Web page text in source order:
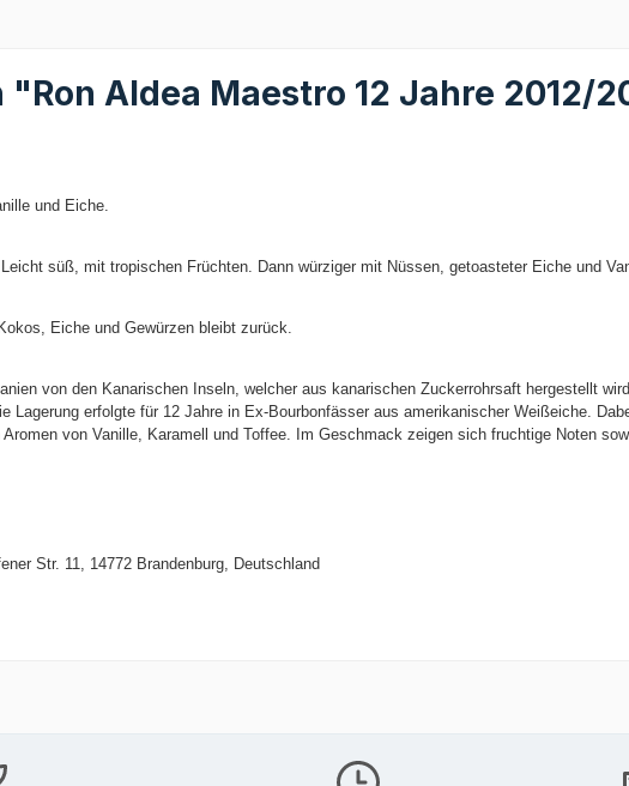
Aldea Maestro 12 Jahre 2012/
und Eiche.
süß, mit tropischen Früchten. Dann würziger mit Nüssen, getoasteter Eiche und
Eiche und Gewürzen bleibt zurück.
von den Kanarischen Inseln, welcher aus kanarischen Zuckerrohrsaft hergestellt
Lagerung erfolgte für 12 Jahre in Ex-Bourbonfässer aus amerikanischer Weißeiche.
von Vanille, Karamell und Toffee. Im Geschmack zeigen sich fruchtige Noten
Str. 11, 14772 Brandenburg, Deutschland